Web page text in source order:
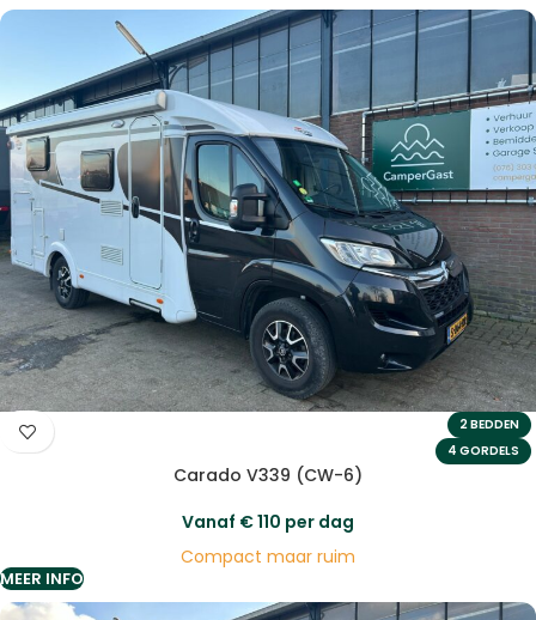
2 BEDDEN
4 GORDELS
Carado V339 (CW-6)
Vanaf €110 per dag
Compact maar ruim
MEER INFO